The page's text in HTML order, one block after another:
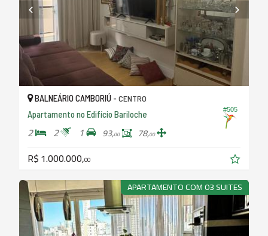
#505
BALNEÁRIO CAMBORIÚ - CENTRO
Apartamento no Edifício Bariloche
2 2 1 93,00 78,00
R$ 1.000.000,00
APARTAMENTO COM 03 SUITES